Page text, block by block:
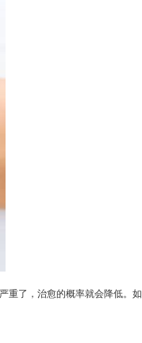
重了，治愈的概率就会降低。如